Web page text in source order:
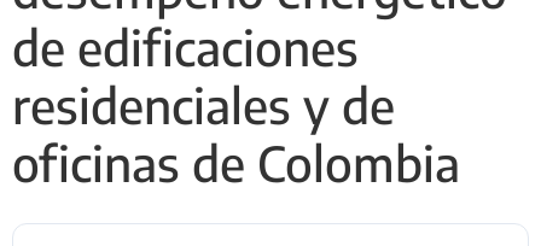
de edificaciones
residenciales y de
oficinas de Colombia